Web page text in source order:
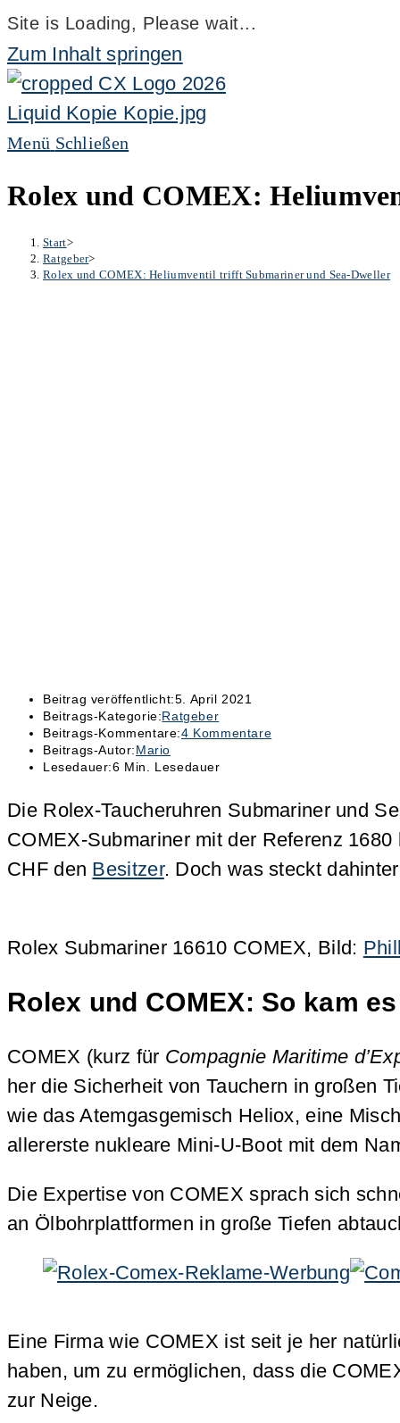
Site is Loading, Please wait...
Zum Inhalt springen
Menü Schließen
Rolex und COMEX:
Start>
Ratgeber>
Rolex und COMEX: Heliumventil trifft Submariner und Sea-Dweller
Beitrag veröffentlicht:5. April 2021
Beitrags-Kategorie:Ratgeber
Beitrags-Kommentare:4 Kommentare
Beitrags-Autor:Mario
Lesedauer:6 Min. Lesedauer
Die Rolex-Taucheruhren Submariner und
COMEX-Submariner mit der Referenz
CHF den Besitzer. Doch was steckt
Rolex Submariner 16610 COMEX, Bild:
Rolex und COMEX: So kam
COMEX (kurz für Compagnie Maritime
her die Sicherheit von Tauchern in großen
wie das Atemgasgemisch Heliox, eine
allererste nukleare Mini-U-Boot mit dem
Die Expertise von COMEX sprach sich
an Ölbohrplattformen in große Tiefen
Eine Firma wie COMEX ist seit je her
haben, um zu ermöglichen, dass die
zur Neige.